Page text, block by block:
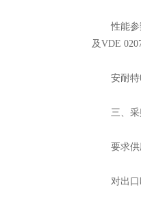
性能参数
及VDE
安耐特电
三、采
要求供应
对出口欧